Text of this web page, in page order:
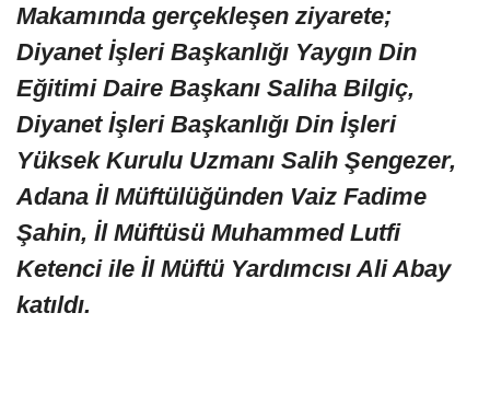
Makamında gerçekleşen ziyarete;
Diyanet İşleri Başkanlığı Yaygın Din
Eğitimi Daire Başkanı Saliha Bilgiç,
Diyanet İşleri Başkanlığı Din İşleri
Yüksek Kurulu Uzmanı Salih Şengezer,
Adana İl Müftülüğünden Vaiz Fadime
Şahin, İl Müftüsü Muhammed Lutfi
Ketenci ile İl Müftü Yardımcısı Ali Abay
katıldı.